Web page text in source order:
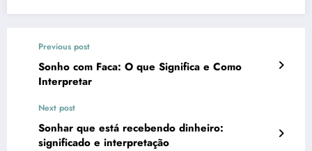
Previous post
Sonho com Faca: O que Significa e Como
Interpretar
Next post
Sonhar que está recebendo dinheiro:
significado e interpretação